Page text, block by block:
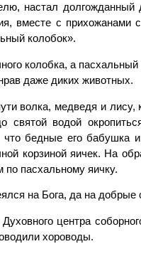
настал долгожданный
вместе с прихожанами
колобок».
колобка, а
даже диких животных.
волка, медведя и лису,
святой водой
что бедные его бабушка
корзиной яичек. На
по пасхальному яичку.
на Бога, да на добрые
центра
хороводы.